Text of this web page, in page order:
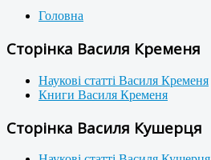
Головна
Сторінка Василя Кременя
Наукові статті Василя Кременя
Книги Василя Кременя
Сторінка Василя Кушерця